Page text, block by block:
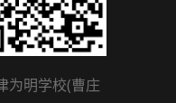
为明学校(曹庄